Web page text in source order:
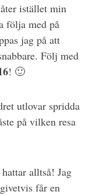
istället min
följa med på
jag på att
Följ med
! 🙂
utlovar spridda
på vilken resa
alltså! Jag
får en